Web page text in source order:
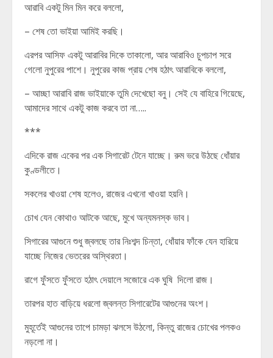
আরাবি একটু মিন মিন করে বললো,
– শেষ তো ভাইয়া আমিই করছি।
এরপর আসিফ একটু আরাবির দিকে তাকালো, আর আরাবিও চুপচাপ সরে
গেলো নুপুরের পাশে। নুপুরের কাজ প্রায় শেষ হঠাৎ আরাবিকে বললো,
– আচ্ছা আরাবি রাজ ভাইয়াকে তুমি দেখেছো বনু। সেই যে বাহিরে গিয়েছে,
আমাদের সাথে একটু কাজ করবে তা না…..
***
এদিকে রাজ একের পর এক সিগারেট টেনে যাচ্ছে। রুম ভরে উঠছে ধোঁয়ার
কুণ্ডলীতে।
সকলের খাওয়া শেষ হলেও, রাজের এখনো খাওয়া হয়নি।
চোখ যেন কোথাও আটকে আছে, মুখে অন্যমনস্ক ভাব।
সিগারের আগুনে শুধু জ্বলছে তার নিঃশব্দ চিন্তা, ধোঁয়ার ফাঁকে যেন হারিয়ে
যাচ্ছে নিজের ভেতরের অস্থিরতা।
রাগে ফুঁসতে ফুঁসতে হঠাৎ দেয়ালে সজোরে এক ঘুষি দিলো রাজ।
তারপর হাত বাড়িয়ে ধরলো জ্বলন্ত সিগারেটের আগুনের অংশ।
মুহূর্তেই আগুনের তাপে চামড়া ঝলসে উঠলো, কিন্তু রাজের চোখের পলকও
নড়লো না।